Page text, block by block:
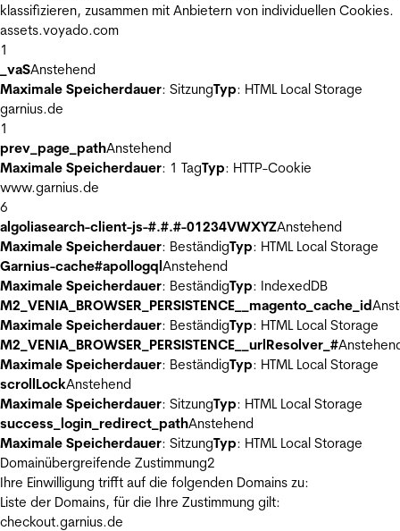
klassifizieren, zusammen mit Anbietern von individuellen Cookies.
assets.voyado.com
1
_vaSAnstehend
Maximale Speicherdauer: SitzungTyp: HTML Local Storage
garnius.de
1
prev_page_pathAnstehend
Maximale Speicherdauer: 1 TagTyp: HTTP-Cookie
www.garnius.de
6
algoliasearch-client-js-#.#.#-01234VWXYZAnstehend
Maximale Speicherdauer: BeständigTyp: HTML Local Storage
Garnius-cache#apollogqlAnstehend
Maximale Speicherdauer: BeständigTyp: IndexedDB
M2_VENIA_BROWSER_PERSISTENCE__magento_cache_id
Maximale Speicherdauer: BeständigTyp: HTML Local Storage
M2_VENIA_BROWSER_PERSISTENCE__urlResolver_#
Maximale Speicherdauer: BeständigTyp: HTML Local Storage
scrollLockAnstehend
Maximale Speicherdauer: SitzungTyp: HTML Local Storage
success_login_redirect_pathAnstehend
Maximale Speicherdauer: SitzungTyp: HTML Local Storage
Domainübergreifende Zustimmung2
Ihre Einwilligung trifft auf die folgenden Domains zu:
Liste der Domains, für die Ihre Zustimmung gilt:
checkout.garnius.de